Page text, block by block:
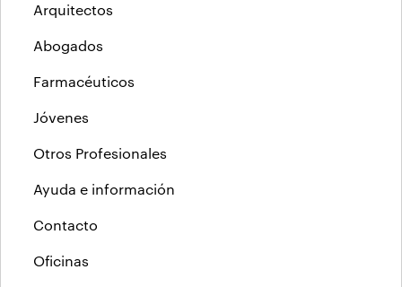
Arquitectos
Abogados
Farmacéuticos
Jóvenes
Otros Profesionales
Ayuda e información
Contacto
Oficinas